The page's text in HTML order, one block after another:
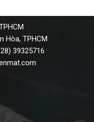
Hòa, TPHCM
39325716